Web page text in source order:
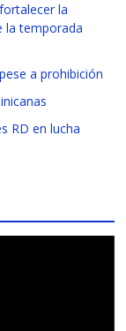
la
la temporada
a prohibición
RD en lucha